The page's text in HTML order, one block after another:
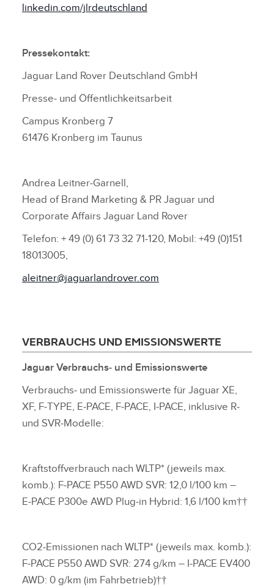
linkedin.com/jlrdeutschland
Pressekontakt:
Jaguar Land Rover Deutschland GmbH
Presse‑ und Öffentlichkeitsarbeit
Campus Kronberg 7
61476 Kronberg im Taunus
Andrea Leitner‑Garnell,
Head of Brand Marketing & PR Jaguar und
Corporate Affairs Jaguar Land Rover
Telefon: + 49 (0) 61 73 32 71‑120, Mobil: +49 (0)151
18013005,
aleitner@jaguarlandrover.com
VERBRAUCHS UND EMISSIONSWERTE
Jaguar Verbrauchs‑ und Emissionswerte
Verbrauchs‑ und Emissionswerte für Jaguar XE,
XF, F‑TYPE, E‑PACE, F‑PACE, I‑PACE, inklusive R‑
und SVR‑Modelle:
Kraftstoffverbrauch nach WLTP* (jeweils max.
komb.): F‑PACE P550 AWD SVR: 12,0 l/100 km –
E‑PACE P300e AWD Plug‑in Hybrid: 1,6 l/100 km††
CO2‑Emissionen nach WLTP* (jeweils max. komb.):
F‑PACE P550 AWD SVR: 274 g/km – I‑PACE EV400
AWD: 0 g/km (im Fahrbetrieb)††